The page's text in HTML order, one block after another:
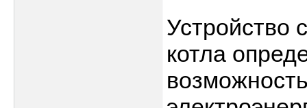
Устройство
котла